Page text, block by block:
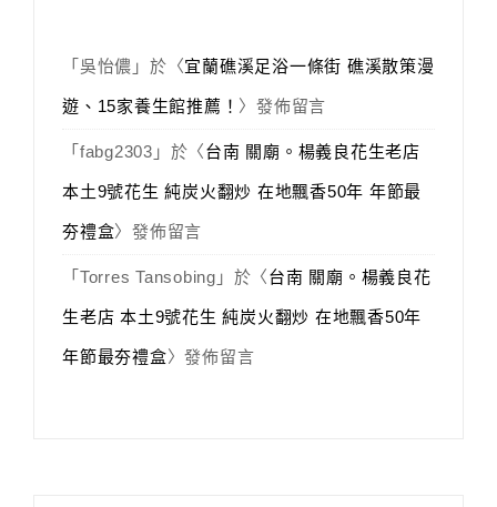
「 吳怡儂 」於〈宜蘭礁溪足浴一條街 礁溪散策漫
遊、15家養生館推薦！ 〉發佈留言
「 fabg2303 」於〈台南 關廟。楊義良花生老店
本土9號花生 純炭火翻炒 在地飄香50年 年節最
夯禮盒〉發佈留言
「 Torres Tansobing 」於〈台南 關廟。楊義良花
生老店 本土9號花生 純炭火翻炒 在地飄香50年
年節最夯禮盒〉發佈留言